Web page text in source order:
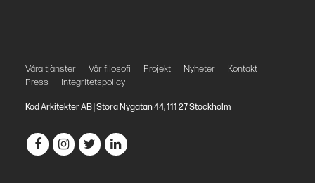
Våra tjänster Vår filosofi Projekt Nyheter
Kontakt
Press
Integritetspolicy
Kod Arkitekter AB | Stora Nygatan 44, 111 27 Stockholm